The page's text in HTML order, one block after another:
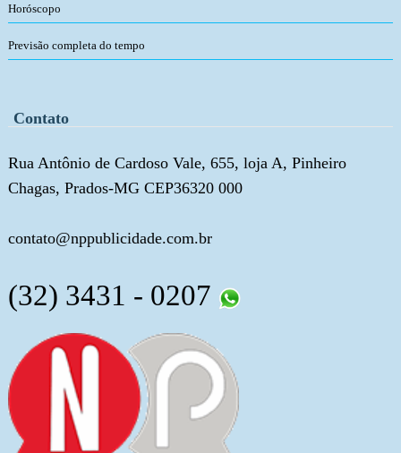
Horóscopo
Previsão completa do tempo
Contato
Rua Antônio de Cardoso Vale, 655, loja A, Pinheiro
Chagas, Prados-MG CEP36320 000
contato@nppublicidade.com.br
(32) 3431 - 0207